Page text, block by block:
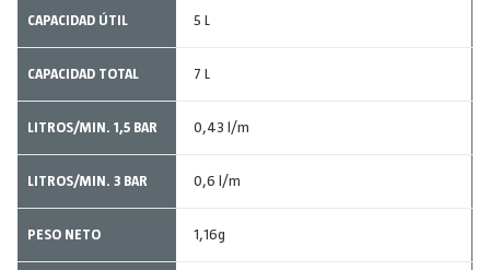
CAPACIDAD ÚTIL 5 L
CAPACIDAD TOTAL 7 L
LITROS/MIN. 1,5 BAR 0,43 l/m
LITROS/MIN. 3 BAR 0,6 l/m
PESO NETO 1,16g